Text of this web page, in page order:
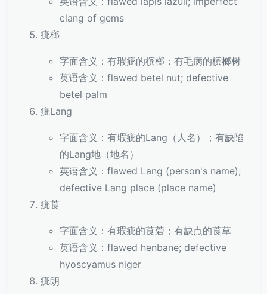
clang of gems
疵榔
字面含义：有瑕疵的槟榔；有毛病的槟榔树
英语含义：flawed betel nut; defective
betel palm
疵Lang
字面含义：有瑕疵的Lang（人名）；有缺陷
的Lang地（地名）
英语含义：flawed Lang (person's name);
defective Lang place (place name)
疵莨
字面含义：有瑕疵的莨菪；有缺点的莨草
英语含义：flawed henbane; defective
hyoscyamus niger
疵朗